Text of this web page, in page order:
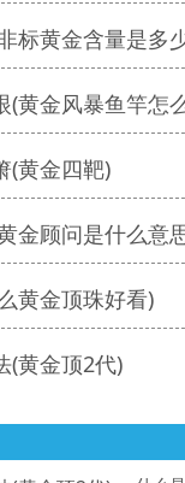
标黄金含量是多
(黄金风暴鱼竿怎
(黄金四靶)
金顾问是什么意
黄金顶珠好看)
(黄金顶2代)